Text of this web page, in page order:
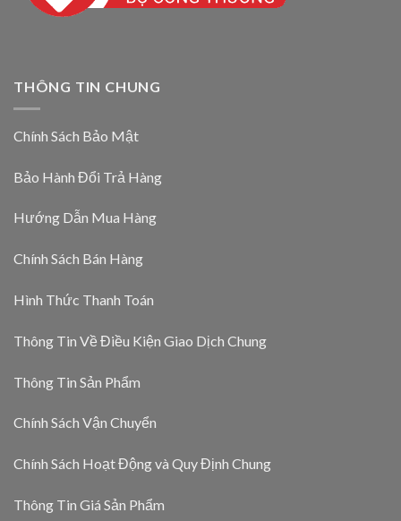
THÔNG TIN CHUNG
Chính Sách Bảo Mật
Bảo Hành Đổi Trả Hàng
Hướng Dẫn Mua Hàng
Chính Sách Bán Hàng
Hình Thức Thanh Toán
Thông Tin Về Điều Kiện Giao Dịch Chung
Thông Tin Sản Phẩm
Chính Sách Vận Chuyển
Chính Sách Hoạt Động và Quy Định Chung
Thông Tin Giá Sản Phẩm